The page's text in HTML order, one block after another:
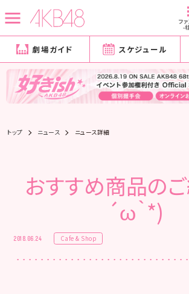
フ
-
劇場ガイド スケジュール
トップ ニュース ニュース詳細
おすすめ商品の
´ω｀*)
2018.06.24 Cafe & Shop